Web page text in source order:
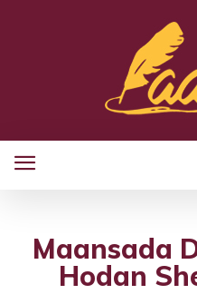
Maansada
Hodan